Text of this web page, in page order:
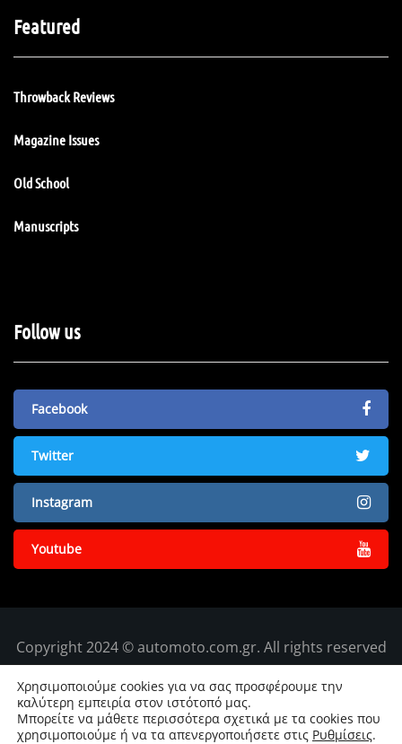
Featured
Throwback Reviews
Magazine Issues
Old School
Manuscripts
Follow us
Facebook
Twitter
Instagram
Youtube
Copyright 2024 © automoto.com.gr. All rights reserved
Χρησιμοποιούμε cookies για να σας προσφέρουμε την
καλύτερη εμπειρία στον ιστότοπό μας.
Μπορείτε να μάθετε περισσότερα σχετικά με τα cookies που
χρησιμοποιούμε ή να τα απενεργοποιήσετε στις Ρυθμίσεις.